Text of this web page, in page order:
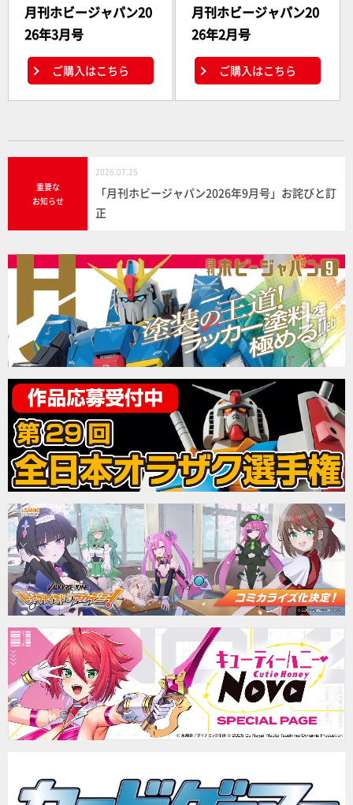
月刊ホビージャパン20
26年3月号
ご購入はこちら
月刊ホビージャパン20
26年2月号
ご購入はこちら
重要な
お知らせ
2026.07.25
「月刊ホビージャパン2026年9月号」お詫びと訂
正